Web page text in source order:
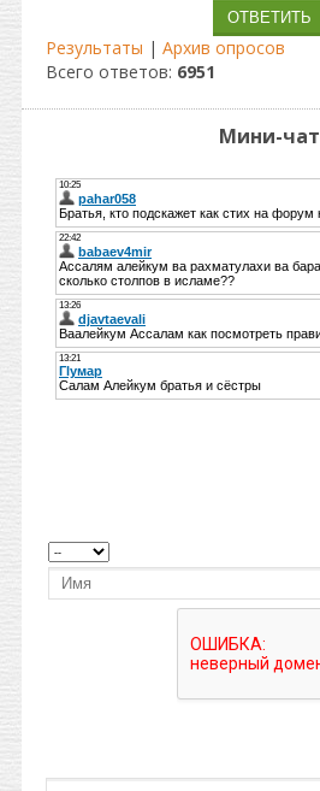
Результаты | Архив опросов
Всего ответов: 6951
Мини-чат